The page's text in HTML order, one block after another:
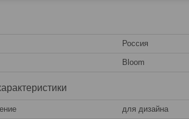
Россия
Bloom
для дизайна